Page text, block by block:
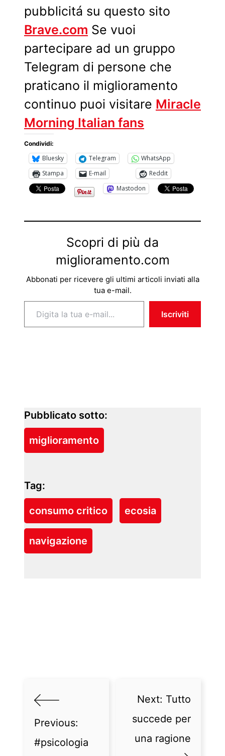
pubblicitá su questo sito
Brave.com Se vuoi
partecipare ad un gruppo
Telegram di persone che
praticano il miglioramento
continuo puoi visitare Miracle
Morning Italian fans
Condividi:
Bluesky Telegram
WhatsApp
Stampa
E-mail
Reddit
Mastodon
Scopri di più da
miglioramento.com
Abbonati per ricevere gli ultimi articoli inviati alla
tua e-mail.
Digita la tua e-mail...
Iscriviti
Pubblicato sotto:
miglioramento
Tag:
consumo critico ecosia
navigazione
Previous:
#psicologia
Next: Tutto
succede per
una ragione